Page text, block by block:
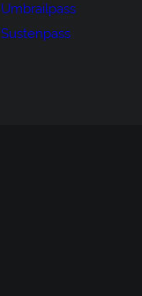
Umbrailpass
Sustenpass